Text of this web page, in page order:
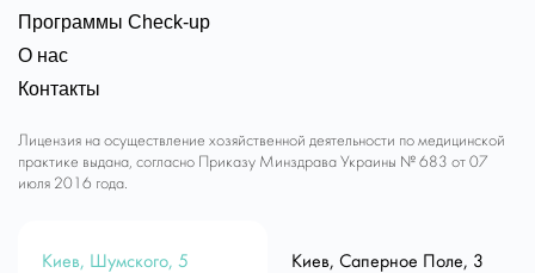
Программы Check-up
О нас
Контакты
Лицензия на осуществление хозяйственной деятельности по медицинской
практике выдана, согласно Приказу Минздрава Украины № 683 от 07
июля 2016 года.
Киев, Шумского, 5 Киев, Саперное Поле, 3